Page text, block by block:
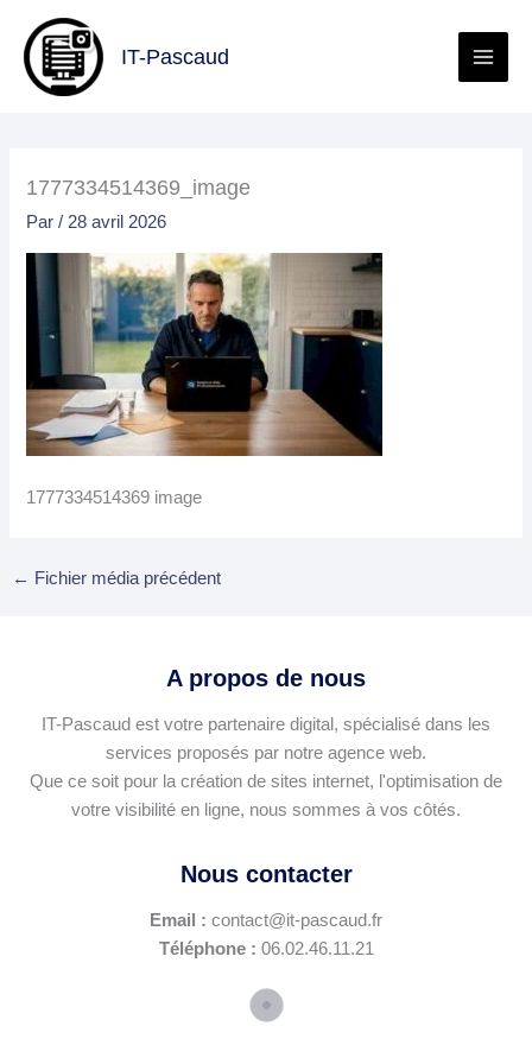
contenu
IT-Pascaud
1777334514369_image
Par/ 28 avril 2026
1777334514369 image
← Fichier média précédent
A propos de nous
IT-Pascaud est votre partenaire digital, spécialisé dans les
services proposés par notre agence web.
Que ce soit pour la création de sites internet, l'optimisation de
votre visibilité en ligne, nous sommes à vos côtés.
Nous contacter
Email : contact@it-pascaud.fr
Téléphone : 06.02.46.11.21